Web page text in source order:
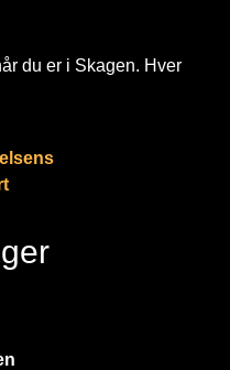
du er i Skagen. Hver